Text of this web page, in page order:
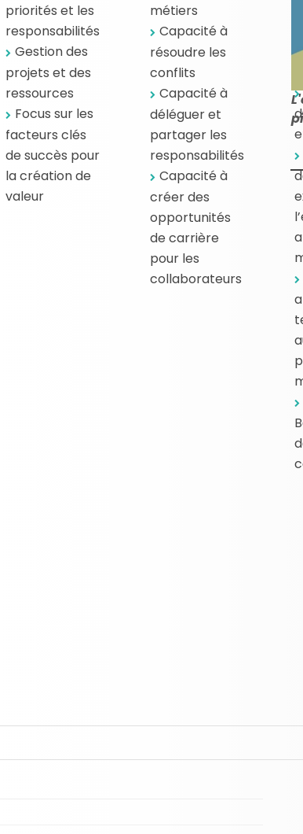
priorités et les
responsabilités
Gestion des
projets et des
ressources
Focus sur les
facteurs clés
de succès pour
la création de
valeur
métiers
Capacité à
résoudre les
conflits
Capacité à
déléguer et
partager les
responsabilités
Capacité à
créer des
opportunités
de carrière
pour les
collaborateurs